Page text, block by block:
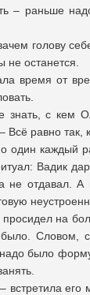
– раньше
голову
не останется.
время от
с кем
равно так,
каждый
Вадик
не отдавал.
на
было.
было
встретила